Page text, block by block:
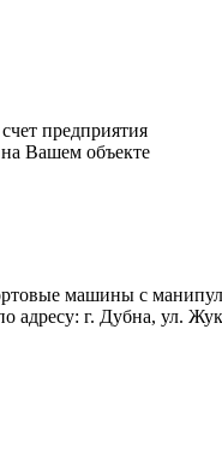
предприятия
Вашем объекте
машины с
адресу: г. Дубна, ул.